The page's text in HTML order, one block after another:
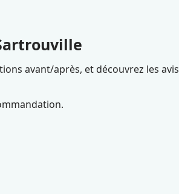
avant/après, et découvrez les avis